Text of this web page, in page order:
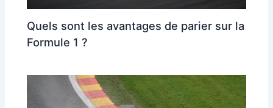
Quels sont les avantages de parier sur la
Formule 1 ?